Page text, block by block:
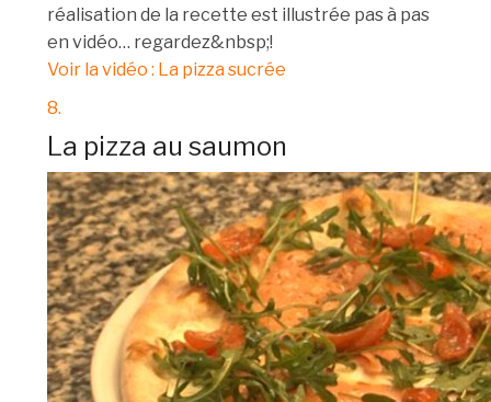
réalisation de la recette est illustrée pas à pas
en vidéo… regardez&nbsp;!
Voir la vidéo : La pizza sucrée
8.
La pizza au saumon